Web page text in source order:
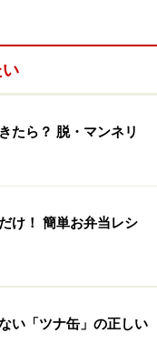
に下宿というスタ
から光が差し込む
取材に伺った日は
も高くて、いつま
を受けるインテリ
きます。
たら？ 脱・マンネリ
け！ 簡単お弁当レシ
い「ツナ缶」の正しい